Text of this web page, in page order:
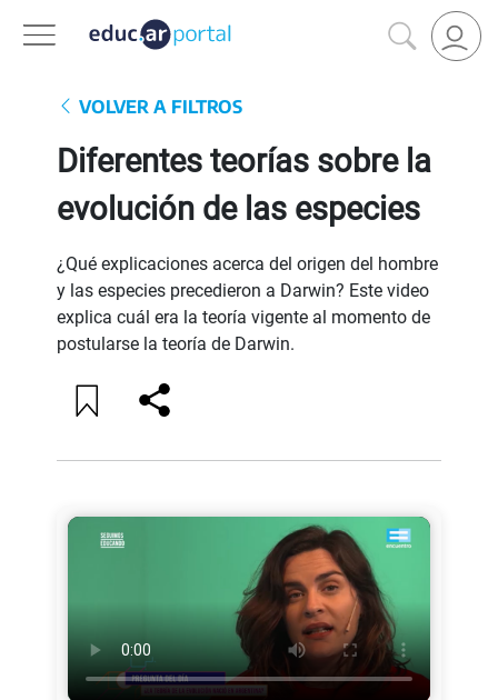
VOLVER A FILTROS
Diferentes teorías sobre la
evolución de las especies
¿Qué explicaciones acerca del origen del hombre
y las especies precedieron a Darwin? Este video
explica cuál era la teoría vigente al momento de
postularse la teoría de Darwin.